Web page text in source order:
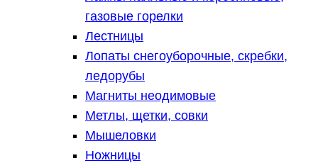
газовые горелки
Лестницы
Лопаты снегоуборочные, скребки,
ледорубы
Магниты неодимовые
Метлы, щетки, совки
Мышеловки
Ножницы